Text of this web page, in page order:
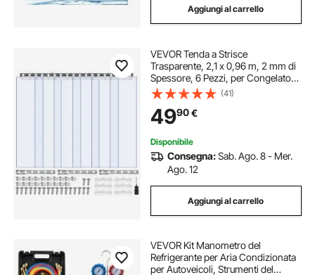
Aggiungi al carrello
VEVOR Tenda a Strisce
Trasparente, 2,1 x 0,96 m, 2 mm di
Spessore, 6 Pezzi, per Congelatori
e Refrigeratori, Strisce Lisce in
Plastica Termoisolanti per Porte di
Magazzini, Congelatori e Garage
(41)
4990€
Disponibile
Consegna:Sab. Ago. 8 - Mer.
Ago. 12
Aggiungi al carrello
VEVOR Kit Manometro del
Refrigerante per Aria Condizionata
per Autoveicoli, Strumenti del